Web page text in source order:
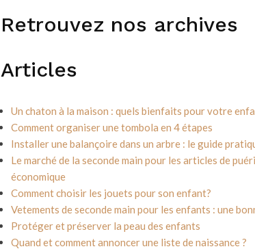
Retrouvez nos archives
Articles
Un chaton à la maison : quels bienfaits pour votre
Comment organiser une tombola en 4 étapes
Installer une balançoire dans un arbre : le guide
Le marché de la seconde main pour les articles de
économique
Comment choisir les jouets pour son enfant?
Vetements de seconde main pour les enfants : une
Protéger et préserver la peau des enfants
Quand et comment annoncer une liste de naissance ?